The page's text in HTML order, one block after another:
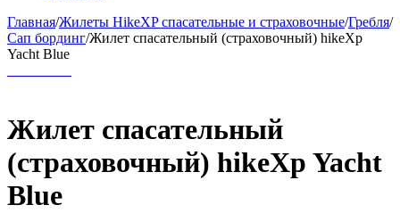
Главная/Жилеты HikeXP спасательные и страховочные/Гребля/
Сап бординг/Жилет спасательный (страховочный) hikeXp
Yacht Blue
Жилет спасательный
(страховочный) hikeXp Yacht
Blue